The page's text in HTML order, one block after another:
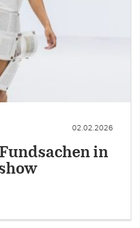
02.02.2026
in